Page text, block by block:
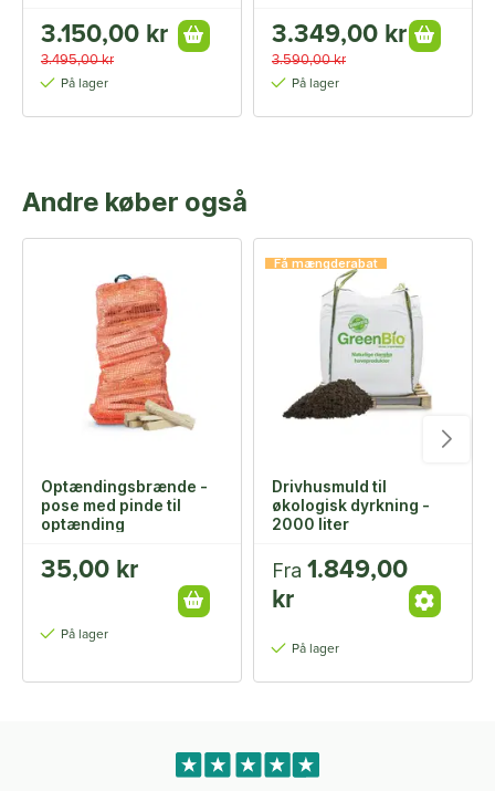
3.150,00 kr
3.495,00 kr
På lager
3.349,00 kr
3.590,00 kr
På lager
Andre køber også
Optændingsbrænde -
pose med pinde til
optænding
35,00 kr
På lager
Få mængderabat
Drivhusmuld til
økologisk dyrkning -
2000 liter
Fra 1.849,00
kr
På lager